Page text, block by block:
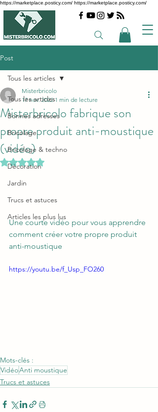
https://marketplace.posticy.com/ https://marketplace.posticy.com/
Post
Tous les articles
Bonnes adresses
Bricolage
Bricolage & techno
Décoration
Jardin
Trucs et astuces
Articles les plus lus
Tous les articles
Misterbricolo fabrique son
propre produit anti-moustique
(vidéo)
Misterbricolo
17 nov. 2022 1 min de lecture
Noté NaN étoiles sur 5.
Une courte vidéo pour vous apprendre
comment créer votre propre produit
anti-moustique
https://youtu.be/f_Usp_FO260
Mots-clés :
VidéoAnti moustique
Trucs et astuces